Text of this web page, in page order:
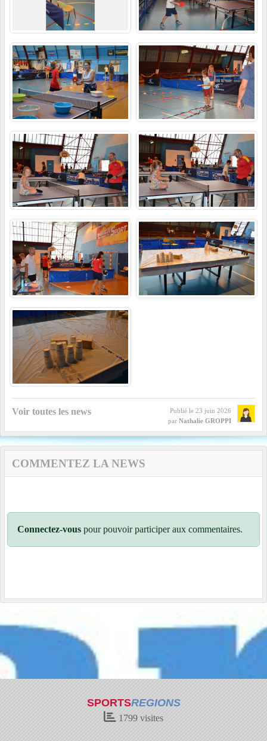
Voir toutes les news Publié le 23 juin 2026
par Nathalie GROPPI
COMMENTEZ LA NEWS
Connectez-vous pour pouvoir participer aux commentaires.
SPORTSREGIONS
1799 visites